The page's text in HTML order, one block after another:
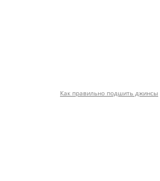
Как правильно подшить джинсы